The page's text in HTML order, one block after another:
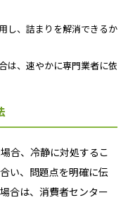
し、詰まりを解消できるか
は、速やかに専門業者に依
合、冷静に対処するこ
い、問題点を明確に伝
合は、消費者センター